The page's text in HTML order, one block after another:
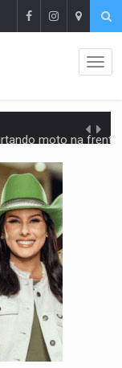
moto na frente do bar
lança chamada para fortalecer
de urânio, mas produz pouco e
da Coca-Cola é
AI-5 se tornam pesquisadores
de fiéis sob pretexto de
marcada por guerras, revoltas e
morta dentro de residência